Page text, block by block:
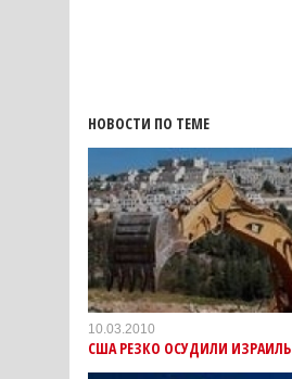
НОВОСТИ ПО ТЕМЕ
10.03.2010
CША РЕЗКО ОСУДИЛИ ИЗРАИЛЬ